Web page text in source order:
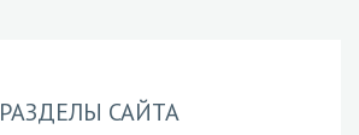
РАЗДЕЛЫ САЙТА